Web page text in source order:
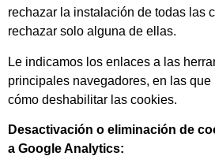
rechazar la instalación de todas las
rechazar solo alguna de ellas.
Le indicamos los enlaces a las
principales navegadores, en las
cómo deshabilitar las cookies.
Desactivación o eliminación de
a Google Analytics: